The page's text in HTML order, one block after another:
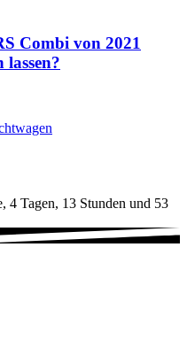
Combi von 2021
4 Tagen, 13 Stunden und 53